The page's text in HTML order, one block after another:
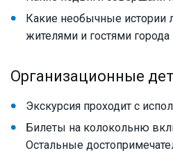
Какие необычные истории
жителями и гостями города
Организационные
Экскурсия проходит с
Билеты на колокольню
Остальные